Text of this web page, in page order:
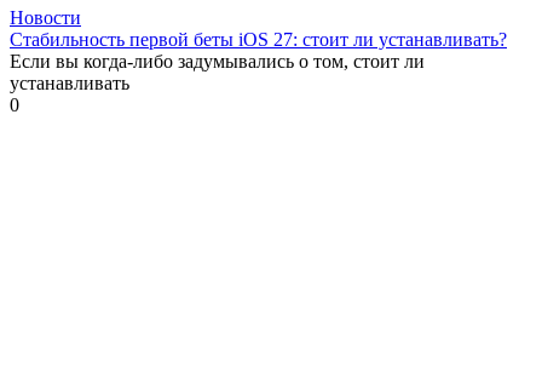
Новости
Стабильность первой беты iOS 27: стоит ли устанавливать?
Если вы когда-либо задумывались о том, стоит ли
устанавливать
0